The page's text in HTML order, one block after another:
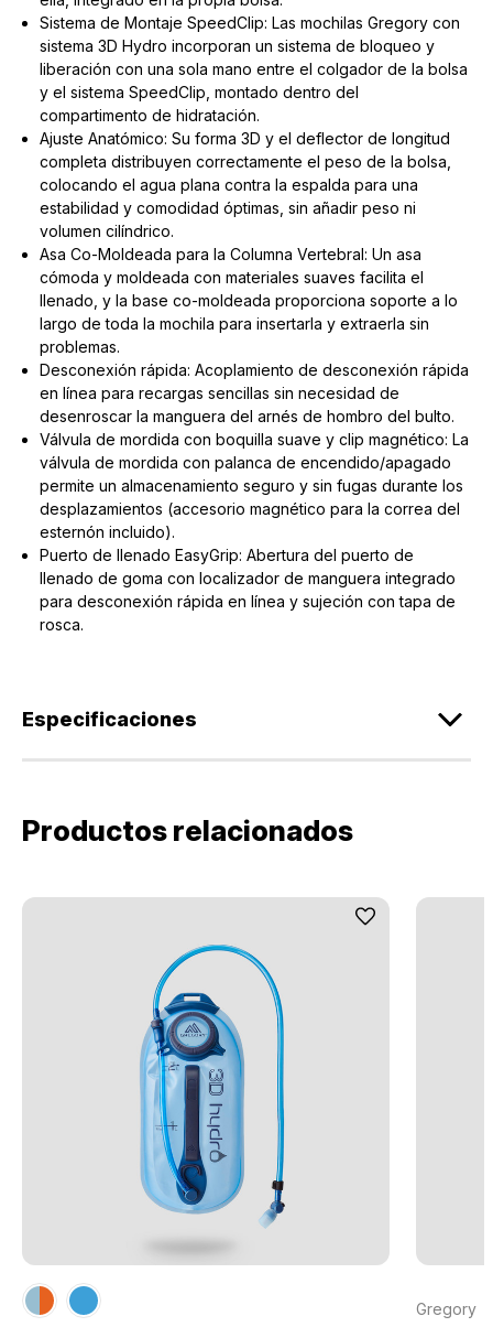
Sistema de Montaje SpeedClip: Las mochilas Gregory con
sistema 3D Hydro incorporan un sistema de bloqueo y
liberación con una sola mano entre el colgador de la bolsa
y el sistema SpeedClip, montado dentro del
compartimento de hidratación.
Ajuste Anatómico: Su forma 3D y el deflector de longitud
completa distribuyen correctamente el peso de la bolsa,
colocando el agua plana contra la espalda para una
estabilidad y comodidad óptimas, sin añadir peso ni
volumen cilíndrico.
Asa Co-Moldeada para la Columna Vertebral: Un asa
cómoda y moldeada con materiales suaves facilita el
llenado, y la base co-moldeada proporciona soporte a lo
largo de toda la mochila para insertarla y extraerla sin
problemas.
Desconexión rápida: Acoplamiento de desconexión rápida
en línea para recargas sencillas sin necesidad de
desenroscar la manguera del arnés de hombro del bulto.
Válvula de mordida con boquilla suave y clip magnético: La
válvula de mordida con palanca de encendido/apagado
permite un almacenamiento seguro y sin fugas durante los
desplazamientos (accesorio magnético para la correa del
esternón incluido).
Puerto de llenado EasyGrip: Abertura del puerto de
llenado de goma con localizador de manguera integrado
para desconexión rápida en línea y sujeción con tapa de
rosca.
Especificaciones
Productos relacionados
Gregory